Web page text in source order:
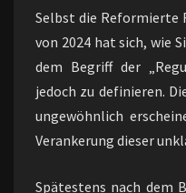
Selbst die Reformierte
von 2024 hat sich, wie
dem Begriff der
jedoch zu definieren.
ungewöhnlich
Verankerung dieser
Spätestens nach dem